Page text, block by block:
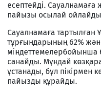
есептейді. Сауалнамаға
пайызы осылай
Сауалнамаға тартылған
тұрғындарының 62%
міндеттемелербойынша
санайды. Мұндай
ұстанады, бұл пікірмен
пайызды құрайды.